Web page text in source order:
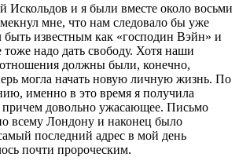
Искольдов и я были вместе около восьми
мне, что нам следовало бы уже
быть известным как «господин Вэйн» и
тоже надо дать свободу. Хотя наши
должны были, конечно,
могла начать новую личную жизнь. По
именно в это время я получила
довольно ужасающее. Письмо
всему Лондону и наконец было
последний адрес в мой день
почти пророческим.